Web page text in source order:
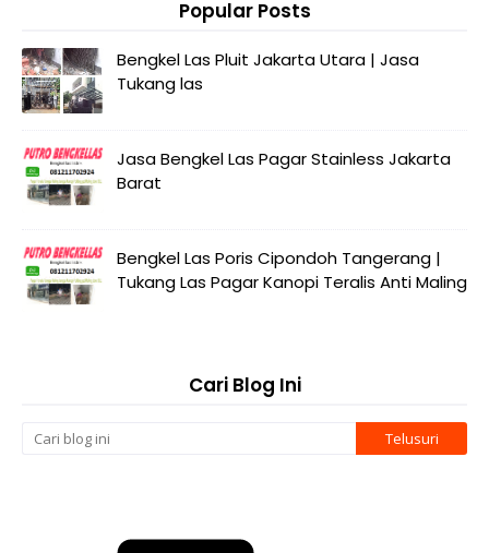
Popular Posts
Bengkel Las Pluit Jakarta Utara | Jasa
Tukang las
Jasa Bengkel Las Pagar Stainless Jakarta
Barat
Bengkel Las Poris Cipondoh Tangerang |
Tukang Las Pagar Kanopi Teralis Anti Maling
Cari Blog Ini